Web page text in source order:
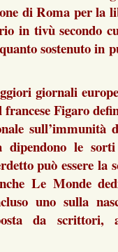
di Roma per la
in tivù secondo
sostenuto in
giornali
Figaro
sull’immunità
dipendono le
può essere la
Le Monde
uno sulla
da scrittori,